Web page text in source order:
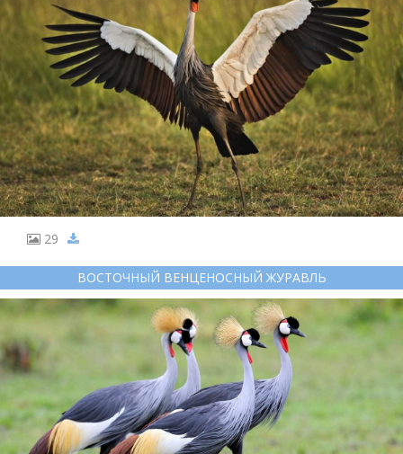
29
ВОСТОЧНЫЙ ВЕНЦЕНОСНЫЙ ЖУРАВЛЬ